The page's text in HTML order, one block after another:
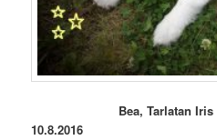
Bea, Tarlatan
10.8.2016